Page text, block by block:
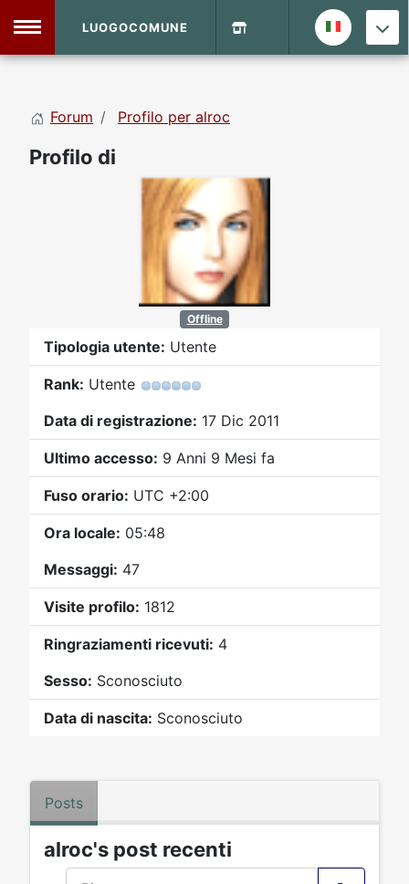
Forum
LUOGOCOMUNE
Forum Profilo per alroc
Profilo di
Offline
Tipologia utente: Utente
Rank: Utente
Data di registrazione: 17 Dic 2011
Ultimo accesso: 9 Anni 9 Mesi fa
Fuso orario: UTC +2:00
Ora locale: 05:48
Messaggi: 47
Visite profilo: 1812
Ringraziamenti ricevuti: 4
Sesso: Sconosciuto
Data di nascita: Sconosciuto
Posts
alroc's post recenti